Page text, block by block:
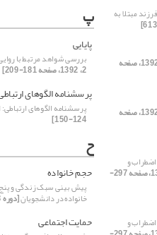
مبتلا به
[دوره 3، شماره 1، 1392، صفحه
[دوره 3، شماره 1، 1392، صفحه
اضطراب و
[دوره 3، شماره 2، 1392، صفحه 297-
اضطراب و
پ
پایایی
بررسی شواهد مرتبط با
2، 1392، صفحه 181-209]
پرسشنامه الگوهای
پرسشنامه الگوهای ارتباطی:
124-150]
ح
حجم خانواده
پیش بینی سبک زندگی و
خانواده در دانشجویان[دوره 3، شماره 1، 1392، صفحه 1-22]
حمایت اجتماعی